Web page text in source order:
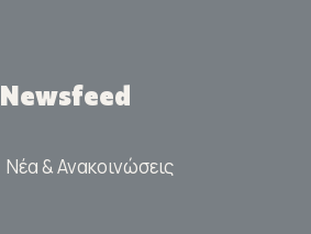
Newsfeed
Νέα & Ανακοινώσεις